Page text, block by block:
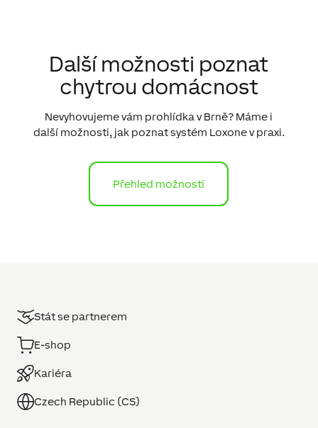
Další možnosti poznat
chytrou domácnost
Nevyhovujeme vám prohlídka v Brně? Máme i
další možnosti, jak poznat systém Loxone v praxi.
Přehled možností
Stát se partnerem
E-shop
Kariéra
Czech Republic (CS)